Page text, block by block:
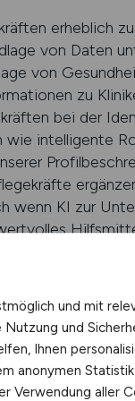
erheblich
von Daten
von
zu
bei der
wie intelligente
wenn KI zur
und mit
und
Ihnen
anonymen
Verwendung aller